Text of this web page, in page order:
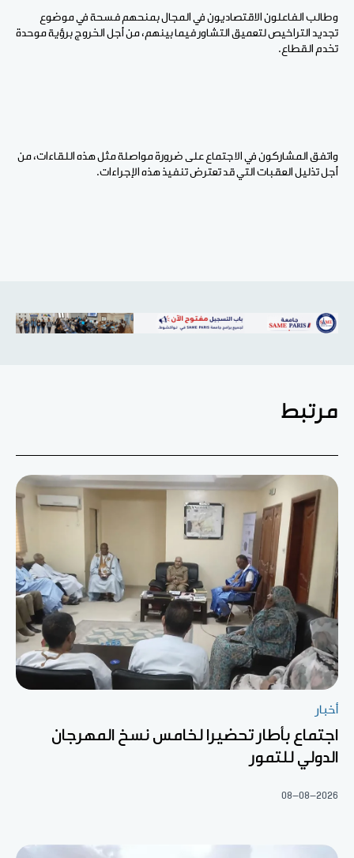
وطالب الفاعلون الاقتصاديون في المجال بمنحهم فسحة في موضوع
تجديد التراخيص لتعميق التشاور فيما بينهم، من أجل الخروج برؤية موحدة
تخدم القطاع .
واتفق المشاركون في الاجتماع على ضرورة مواصلة مثل هذه اللقاءات، من
أجل تذليل العقبات التي قد تعترض تنفيذ هذه الإجراءات.
مرتبط
أخبار
اجتماع بأطار تحضيرا لخامس نسخ المهرجان
الدولي للتمور
08-08-2026